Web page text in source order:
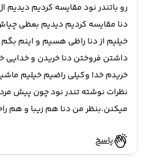
رو باتندر نود مقایسه کردیم دیدیم
دنا مقایسه کردیم دیدیم بعظی
خیلیم از دنا راظی هسیم و اینم
داشتن فروختن دنا خریدن و
خریدم خدا وکیلی راضیم خیلیم
نظرات نوشته تندر نود چون پیش
میکنن.بنظر من دنا هم زیبا و هم
پاسخ